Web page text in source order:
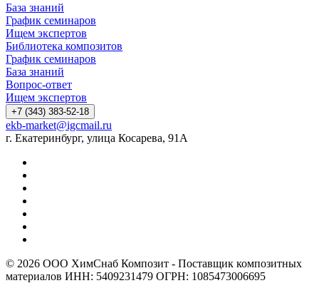
База знаний
График семинаров
Ищем экспертов
Библиотека композитов
График семинаров
База знаний
Вопрос-ответ
Ищем экспертов
+7 (343) 383-52-18
ekb-market@igcmail.ru
г. Екатеринбург, улица Косарева, 91А
© 2026 ООО ХимСнаб Композит - Поставщик композитных
материалов ИНН: 5409231479 ОГРН: 1085473006695